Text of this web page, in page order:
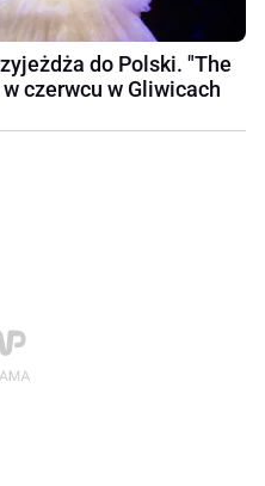
do Polski. "The
czerwcu w Gliwicach